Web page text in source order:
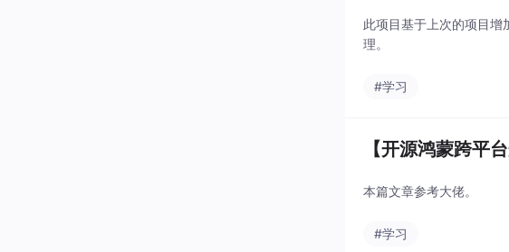
此项目基于上次的项目增
理。
#学习
【开源鸿蒙跨平
本篇文章参考大佬。
#学习